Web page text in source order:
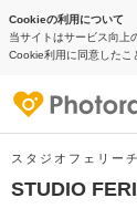
Cookieの利用について
当サイトはサービス向上
Cookie利用に同意したこ
スタジオフェリー
STUDIO